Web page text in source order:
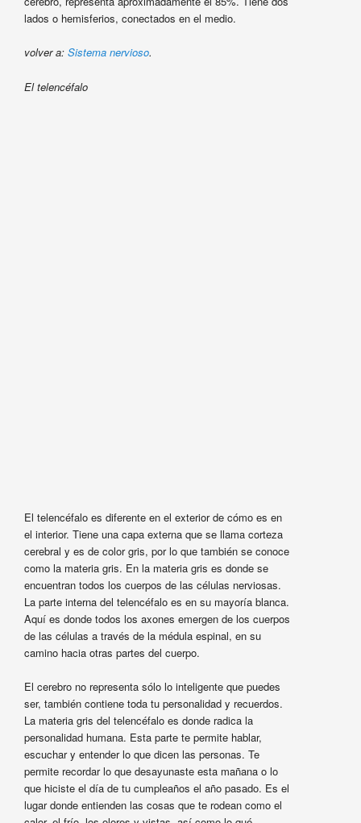
lados o hemisferios, conectados en el medio.
volver a: Sistema nervioso.
El telencéfalo
El telencéfalo es diferente en el exterior de cómo es en
el interior. Tiene una capa externa que se llama corteza
cerebral y es de color gris, por lo que también se conoce
como la materia gris. En la materia gris es donde se
encuentran todos los cuerpos de las células nerviosas.
La parte interna del telencéfalo es en su mayoría blanca.
Aquí es donde todos los axones emergen de los cuerpos
de las células a través de la médula espinal, en su
camino hacia otras partes del cuerpo.
El cerebro no representa sólo lo inteligente que puedes
ser, también contiene toda tu personalidad y recuerdos.
La materia gris del telencéfalo es donde radica la
personalidad humana. Esta parte te permite hablar,
escuchar y entender lo que dicen las personas. Te
permite recordar lo que desayunaste esta mañana o lo
que hiciste el día de tu cumpleaños el año pasado. Es el
lugar donde entienden las cosas que te rodean como el